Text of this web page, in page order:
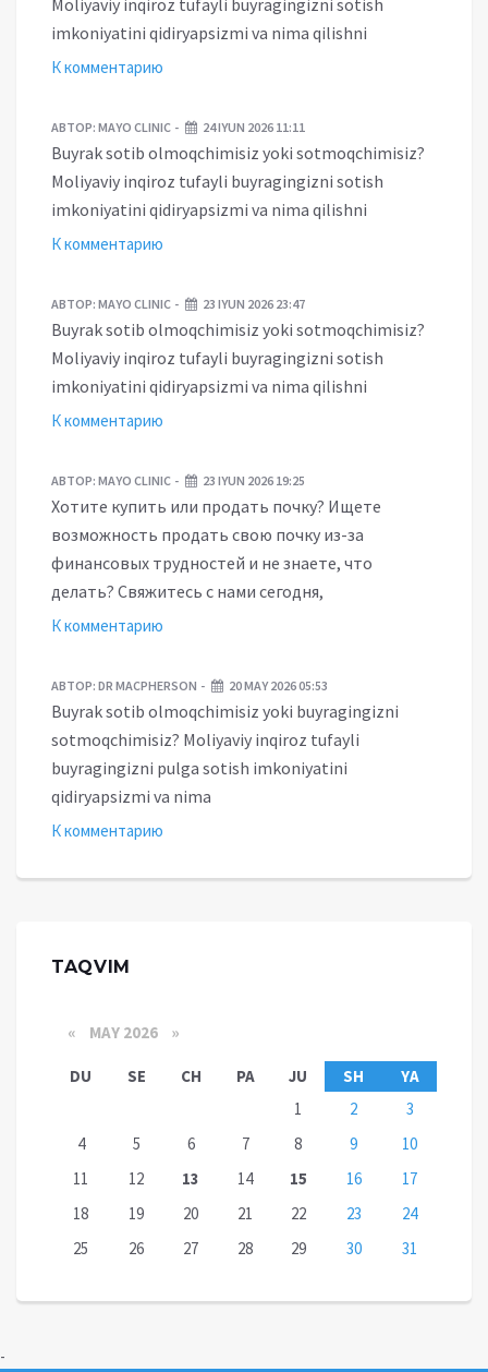
Moliyaviy inqiroz tufayli buyragingizni sotish
imkoniyatini qidiryapsizmi va nima qilishni
К комментарию
АВТОР: MAYO CLINIC 24 IYUN 2026 11:11
Buyrak sotib olmoqchimisiz yoki sotmoqchimisiz?
Moliyaviy inqiroz tufayli buyragingizni sotish
imkoniyatini qidiryapsizmi va nima qilishni
К комментарию
АВТОР: MAYO CLINIC 23 IYUN 2026 23:47
Buyrak sotib olmoqchimisiz yoki sotmoqchimisiz?
Moliyaviy inqiroz tufayli buyragingizni sotish
imkoniyatini qidiryapsizmi va nima qilishni
К комментарию
АВТОР: MAYO CLINIC 23 IYUN 2026 19:25
Хотите купить или продать почку? Ищете
возможность продать свою почку из-за
финансовых трудностей и не знаете, что
делать? Свяжитесь с нами сегодня,
К комментарию
АВТОР: DR MACPHERSON 20 MAY 2026 05:53
Buyrak sotib olmoqchimisiz yoki buyragingizni
sotmoqchimisiz? Moliyaviy inqiroz tufayli
buyragingizni pulga sotish imkoniyatini
qidiryapsizmi va nima
К комментарию
TAQVIM
« MAY 2026 »
DU SE CH PA JU SH
YA
1
2
3
4
5 6 7 8 9
10
11
12 13 14 15 16
17
18
19 20 21 22 23
24
25
26 27 28 29 30 31
-